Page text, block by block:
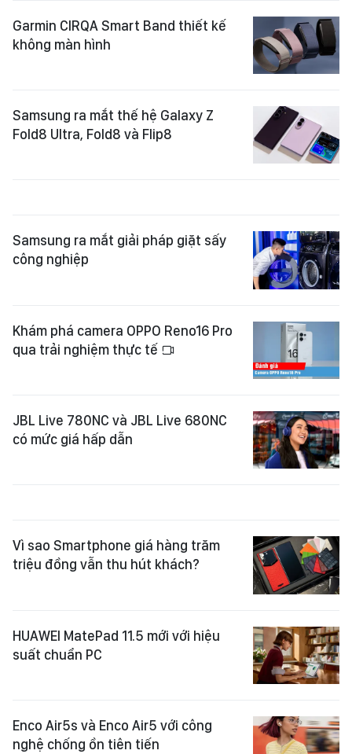
Garmin CIRQA Smart Band thiết kế
không màn hình
Samsung ra mắt thế hệ Galaxy Z
Fold8 Ultra, Fold8 và Flip8
Samsung ra mắt giải pháp giặt sấy
công nghiệp
Khám phá camera OPPO Reno16 Pro
qua trải nghiệm thực tế
JBL Live 780NC và JBL Live 680NC
có mức giá hấp dẫn
Vì sao Smartphone giá hàng trăm
triệu đồng vẫn thu hút khách?
HUAWEI MatePad 11.5 mới với hiệu
suất chuẩn PC
Enco Air5s và Enco Air5 với công
nghệ chống ồn tiên tiến